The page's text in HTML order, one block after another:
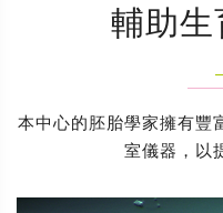
輔助生
本中心的胚胎學家擁有豐
室儀器，以